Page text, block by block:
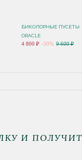
БИКОЛОРНЫЕ ПУСЕТЫ
ORACLE
4 800 ₽ -50% 9 600 ₽
И